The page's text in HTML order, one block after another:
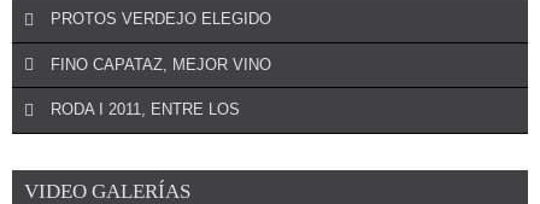
El especialista riojano José Antonio Oteo será el asesor de la
PROTOS VERDEJO ELEGIDO
FINO CAPATAZ, MEJOR VINO
El Ministerio de Agricultura ha otorgado el Premio Alimentos de
RODA I 2011, ENTRE LOS
VIDEO GALERÍAS